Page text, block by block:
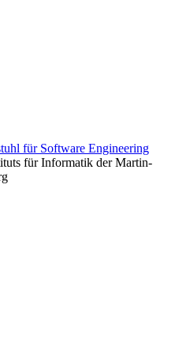
für Software Engineering
für Informatik der Martin-